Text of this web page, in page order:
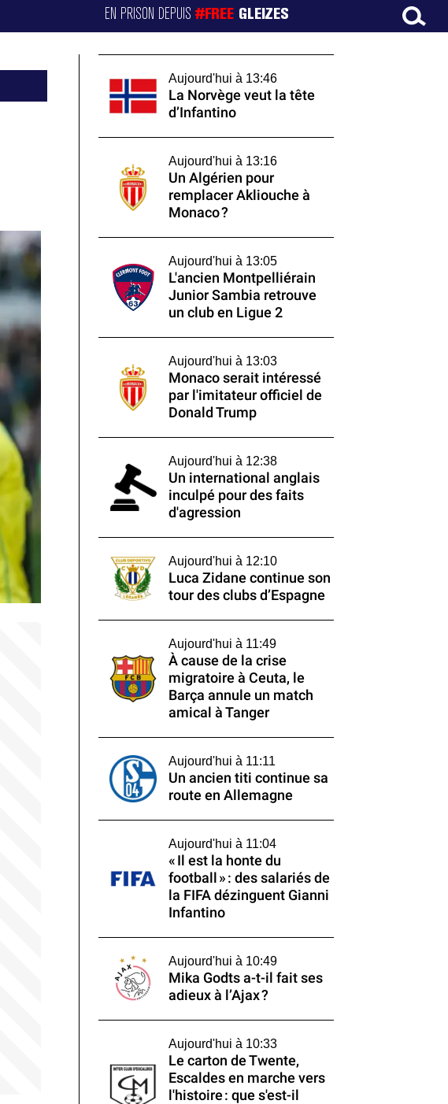
EN PRISON DEPUIS#FREE GLEIZES
Aujourd'hui à 13:46
La Norvège veut la tête
d’Infantino
Aujourd'hui à 13:16
Un Algérien pour
remplacer Akliouche à
Monaco ?
Aujourd'hui à 13:05
L'ancien Montpelliérain
Junior Sambia retrouve
un club en Ligue 2
Aujourd'hui à 13:03
Monaco serait intéressé
par l'imitateur officiel de
Donald Trump
Aujourd'hui à 12:38
Un international anglais
inculpé pour des faits
d'agression
Aujourd'hui à 12:10
Luca Zidane continue son
tour des clubs d’Espagne
Aujourd'hui à 11:49
À cause de la crise
migratoire à Ceuta, le
Barça annule un match
amical à Tanger
Aujourd'hui à 11:11
Un ancien titi continue sa
route en Allemagne
Aujourd'hui à 11:04
« Il est la honte du
football » : des salariés de
la FIFA dézinguent Gianni
Infantino
Aujourd'hui à 10:49
Mika Godts a-t-il fait ses
adieux à l’Ajax ?
Aujourd'hui à 10:33
Le carton de Twente,
Escaldes en marche vers
l'histoire : que s'est-il